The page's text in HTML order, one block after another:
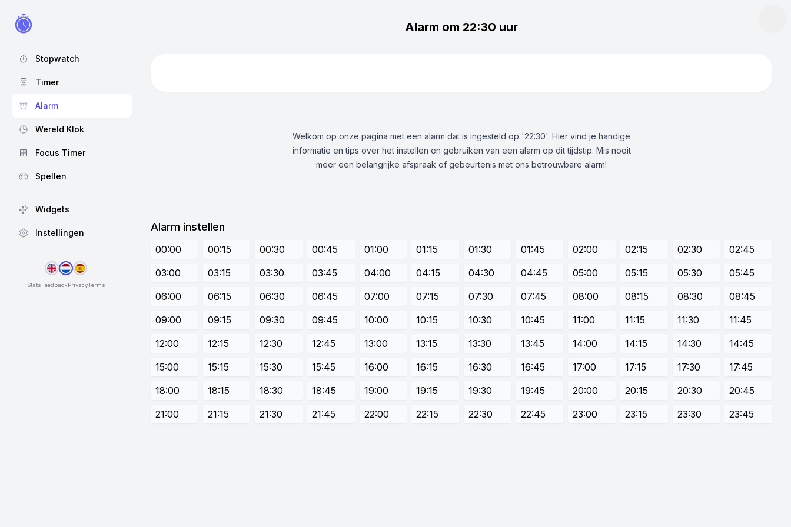
Stopwatch
Timer
Alarm
Wereld Klok
Focus Timer
Spellen
Widgets
Instellingen
StatsFeedbackPrivacyTerms
Alarm om 22:30 uur
Welkom op onze pagina met een alarm dat is ingesteld op '22:30'. Hier vind je handige
informatie en tips over het instellen en gebruiken van een alarm op dit tijdstip. Mis nooit
meer een belangrijke afspraak of gebeurtenis met ons betrouwbare alarm!
Alarm instellen
00:00 00:15 00:30 00:45 01:00 01:15 01:30 01:45 02:00 02:15 02:30
02:45
03:00
03:15 03:30 03:45 04:00 04:15 04:30 04:45 05:00 05:15 05:30
05:45
06:00
06:15 06:30 06:45 07:00 07:15 07:30 07:45 08:00 08:15 08:30
08:45
09:00
09:15 09:30 09:45 10:00 10:15 10:30 10:45 11:00 11:15 11:30
11:45
12:00
12:15 12:30 12:45 13:00 13:15 13:30 13:45 14:00 14:15 14:30
14:45
15:00
15:15 15:30 15:45 16:00 16:15 16:30 16:45 17:00 17:15 17:30
17:45
18:00
18:15 18:30 18:45 19:00 19:15 19:30 19:45 20:00 20:15 20:30
20:45
21:00
21:15 21:30 21:45 22:00 22:15 22:30 22:45 23:00 23:15 23:30 23:45